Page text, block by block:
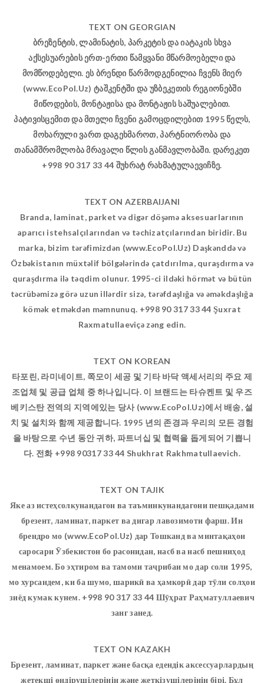
TEXT ON GEORGIAN
ბრეზენტის, ლამინატის, პარკეტის და იატაკის სხვა
აქსესუარების ერთ-ერთი წამყვანი მწარმოებელი და
მომწოდებელი. ეს ბრენდი წარმოდგენილია ჩვენს მიერ
(www.EcoPol.Uz) ტაშკენტში და უზბეკეთის რეგიონებში
მიწოდების, მონტაჟისა და მონტაჟის საშუალებით.
პატივისცემით და მთელი ჩვენი გამოცდილებით 1995 წელს,
მოხარული ვართ დაგეხმაროთ, პარტნიორობა და
თანამშრომლობა მრავალი წლის განმავლობაში. დარეკეთ
+998 90 317 33 44 შუხრატ რახმატულაევიჩზე.
TEXT ON AZERBAIJANI
Branda, laminat, parket və digər döşəmə aksesuarlarının
aparıcı istehsalçılarından və təchizatçılarından biridir. Bu
marka, bizim tərəfimizdən (www.EcoPol.Uz) Daşkənddə və
Özbəkistanın müxtəlif bölgələrində çatdırılma, quraşdırma və
quraşdırma ilə təqdim olunur. 1995-ci ildəki hörmət və bütün
təcrübəmizə görə uzun illərdir sizə, tərəfdaşlığa və əməkdaşlığa
kömək etməkdən məmnunuq. +998 90 317 33 44 Şuxrat
Raxmatullaeviçə zəng edin.
TEXT ON KOREAN
타포린, 라미네이트, 쪽모이 세공 및 기타 바닥 액세서리의 주요 제
조업체 및 공급 업체 중 하나입니다. 이 브랜드는 타슈켄트 및 우즈
베키스탄 전역의 지역에있는 당사 (www.EcoPol.Uz)에서 배송, 설
치 및 설치와 함께 제공합니다. 1995 년의 존경과 우리의 모든 경험
을 바탕으로 수년 동안 귀하, 파트너십 및 협력을 돕게되어 기쁩니
다. 전화 +998 90317 33 44 Shukhrat Rakhmatullaevich.
TEXT ON TAJIK
Яке аз истеҳсолкунандагон ва таъминкунандагони пешқадами
брезент, ламинат, паркет ва дигар лавозимоти фарш. Ин
брендро мо (www.EcoPol.Uz) дар Тошканд ва минтақаҳои
саросари Ӯзбекистон бо расонидан, насб ва насб пешниҳод
менамоем. Бо эҳтиром ва тамоми таҷрибаи мо дар соли 1995,
мо хурсандем, ки ба шумо, шарикӣ ва ҳамкорӣ дар тӯли солҳои
зиёд кумак кунем. +998 90 317 33 44 Шӯҳрат Раҳматуллаевич
занг занед.
TEXT ON KAZAKH
Брезент, ламинат, паркет және басқа едендік аксессуарлардың
жетекші өндірушілерінің және жеткізушілерінің бірі. Бұл